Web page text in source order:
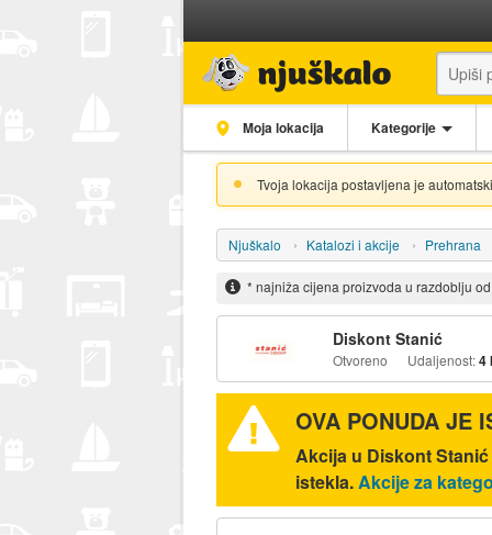
Moja lokacija Kategorije
Tvoja lokacija postavljena je
Njuškalo Katalozi i akcije Prehrana
* najniža cijena proizvoda u razdoblju
Diskont Stanić
Otvoreno Udaljenost:4
OVA PONUDA JE
Akcija u Diskont
istekla.Akcije za